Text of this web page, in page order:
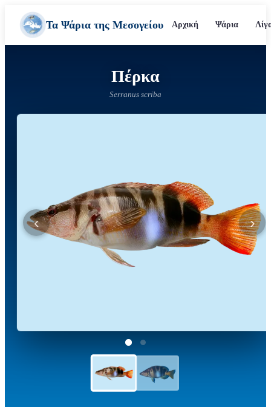
Τα Ψάρια της Μεσογείου Αρχική Ψάρια
Πέρκα
Serranus scriba
‹ ›